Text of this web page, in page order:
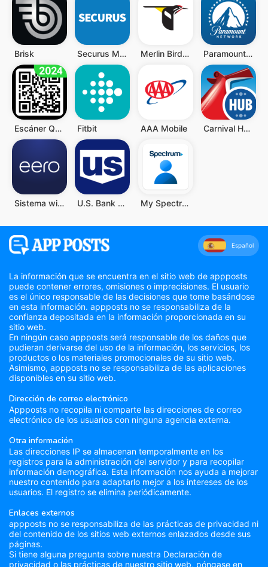
Brisk Securus Mobile Merlin Bird ID de Cornell Lab Paramount Network
Escáner QR y Código de Barras Fitbit AAA Mobile Carnival HUB
Sistema wifi doméstico eero U.S. Bank Mobile Banking My Spectrum
Español
La información que se encuentra en el sitio web de appposts
puede contener errores, omisiones o imprecisiones. El usuario
es el único responsable de las decisiones que tome basándose
en esta información. appposts no se responsabiliza de la
confianza depositada en la información proporcionada en su
sitio web.
En ningún caso appposts será responsable de los daños que
pudieran derivarse del uso de la información, los servicios, los
productos o los materiales promocionales de su sitio web.
Asimismo, appposts no se responsabiliza de las aplicaciones
disponibles en su sitio web.
Dirección de correo electrónico
Appposts no recopila ni comparte las direcciones de correo
electrónico de los usuarios con ninguna agencia externa.
Otra información
Las direcciones IP se almacenan temporalmente en los
registros para la administración del servidor y para recopilar
información demográfica. Esta información nos ayuda a mejorar
nuestro contenido para adaptarlo mejor a los intereses de los
usuarios. El registro se elimina periódicamente.
Enlaces externos
appposts no se responsabiliza de las prácticas de privacidad ni
del contenido de los sitios web externos enlazados desde sus
páginas.
Si tiene alguna pregunta sobre nuestra Declaración de
privacidad o las prácticas de nuestro sitio web, póngase en